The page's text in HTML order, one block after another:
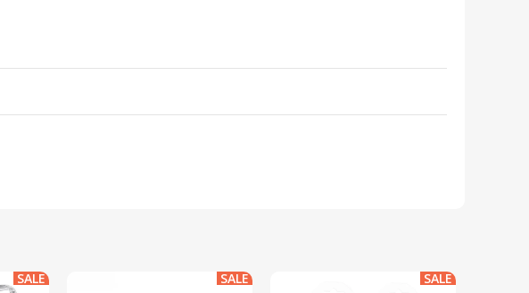
SALE SALE SALE